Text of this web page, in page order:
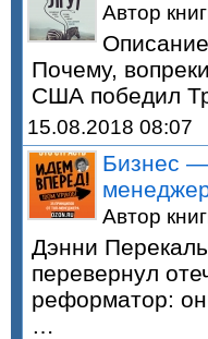
Автор
Почему,
США победил
15.08.2018 08:07
Бизнес —
Автор
Дэнни
перевернул
реформатор: он
…